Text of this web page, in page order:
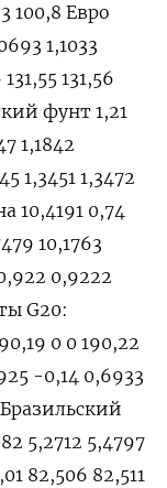
100,8 Евро
1,1033
131,56
фунт 1,21
1,1842
1,3451 1,3472
10,4191 0,74
10,1763
0,9222
G20:
0 0 190,22
-0,14 0,6933
5,2712 5,4797
82,506 82,511